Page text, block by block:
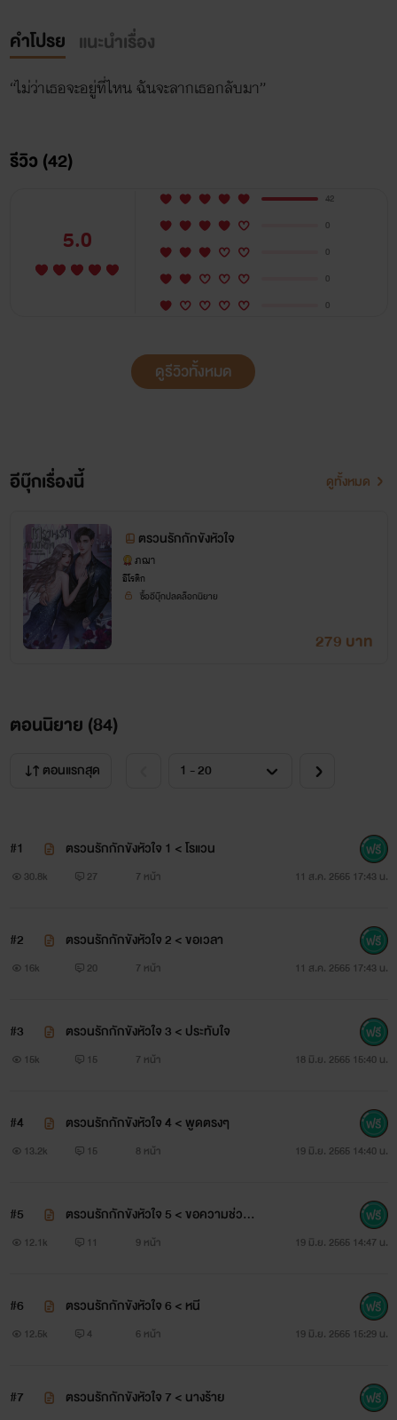
คำโปรย แนะนำเรื่อง
“ไม่ว่าเธอจะอยู่ที่ไหน ฉันจะลากเธอกลับมา”
รีวิว (42)
5.0
42
0
0
0
0
ดูรีวิวทั้งหมด
อีบุ๊กเรื่องนี้ ดูทั้งหมด
ตรวนรักกักขังหัวใจ
ภฌา
อีโรติก
ซื้ออีบุ๊กปลดล็อกนิยาย
279 บาท
ตอนนิยาย (84)
ตอนแรกสุด
#1 ตรวนรักกักขังหัวใจ 1 < โรแวน
30.8k 27 7 หน้า 11 ส.ค. 2565 17:43 น.
#2 ตรวนรักกักขังหัวใจ 2 < ขอเวลา
16k 20 7 หน้า 11 ส.ค. 2565 17:43 น.
#3 ตรวนรักกักขังหัวใจ 3 < ประทับใจ
15k 15 7 หน้า 18 มิ.ย. 2565 15:40 น.
#4 ตรวนรักกักขังหัวใจ 4 < พูดตรงๆ
13.2k 15 8 หน้า 19 มิ.ย. 2565 14:40 น.
#5
ตรวนรักกักขังหัวใจ 5 < ขอความช่วยเห
ลือ
12.1k 11 9 หน้า 19 มิ.ย. 2565 14:47 น.
#6 ตรวนรักกักขังหัวใจ 6 < หนี
12.5k 4 6 หน้า 19 มิ.ย. 2565 15:29 น.
#7 ตรวนรักกักขังหัวใจ 7 < นางร้าย